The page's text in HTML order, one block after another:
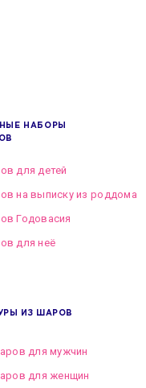
НАБОРЫ
для детей
на выписку из роддома
Годовасия
для неё
ИЗ ШАРОВ
для мужчин
для женщин